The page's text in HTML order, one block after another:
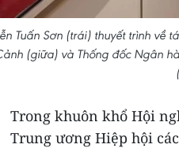
Tuấn Sơn (trái) thuyết trình về
(giữa) và Thống đốc Ngân
Trong khuôn khổ Hội
Trung ương Hiệp hội